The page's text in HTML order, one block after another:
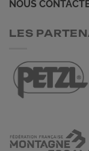
NOUS
LES